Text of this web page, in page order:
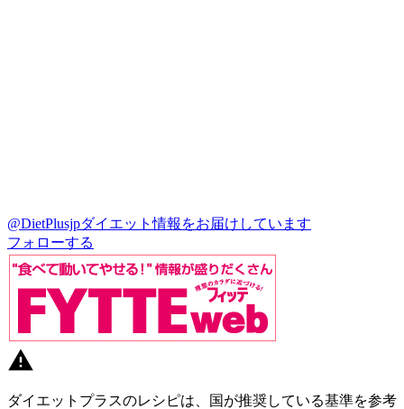
@DietPlusjpダイエット情報をお届けしています
フォローする
ダイエットプラスのレシピは、国が推奨している基準を参考